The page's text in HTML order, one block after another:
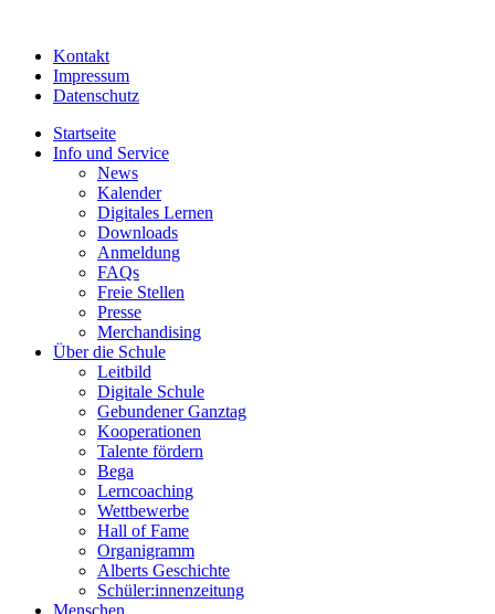
Kontakt
Impressum
Datenschutz
Startseite
Info und Service
News
Kalender
Digitales Lernen
Downloads
Anmeldung
FAQs
Freie Stellen
Presse
Merchandising
Über die Schule
Leitbild
Digitale Schule
Gebundener Ganztag
Kooperationen
Talente fördern
Bega
Lerncoaching
Wettbewerbe
Hall of Fame
Organigramm
Alberts Geschichte
Schüler:innenzeitung
Menschen